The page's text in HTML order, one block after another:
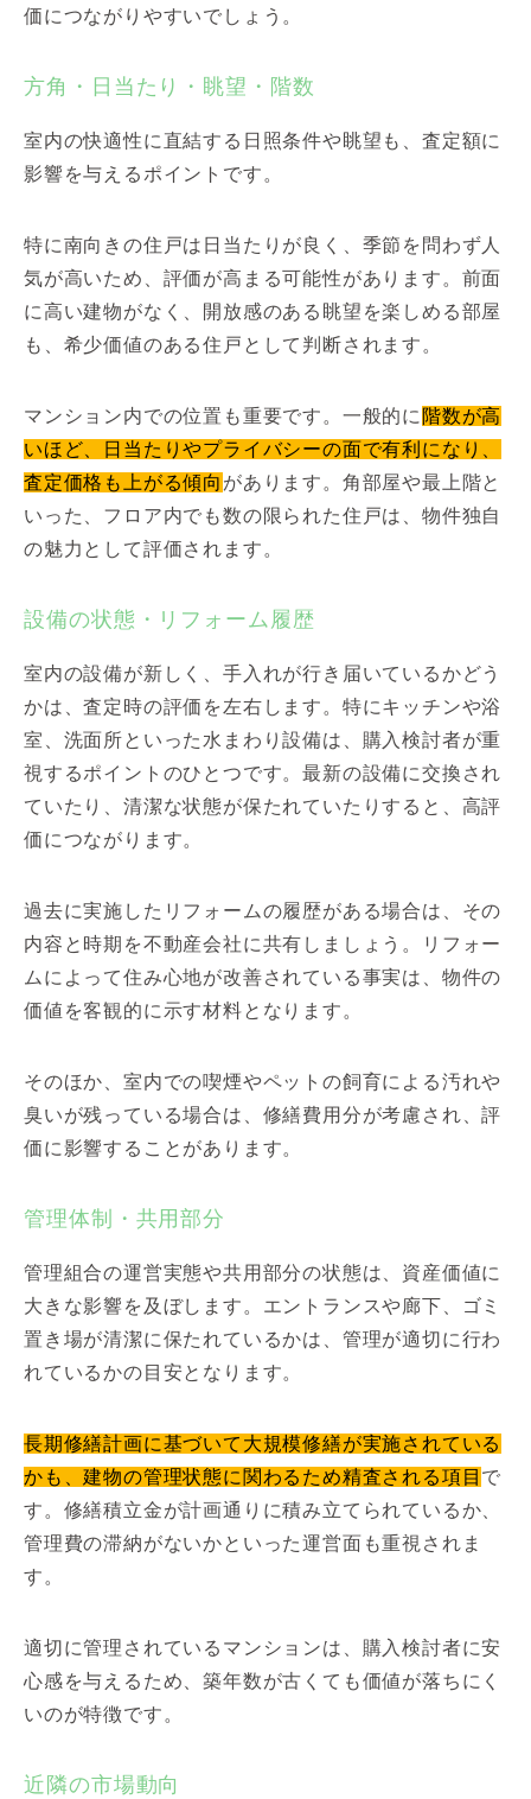
価につながりやすいでしょう。
方角・日当たり・眺望・階数
室内の快適性に直結する日照条件や眺望も、査定額に
影響を与えるポイントです。
特に南向きの住戸は日当たりが良く、季節を問わず人
気が高いため、評価が高まる可能性があります。前面
に高い建物がなく、開放感のある眺望を楽しめる部屋
も、希少価値のある住戸として判断されます。
マンション内での位置も重要です。一般的に 階数が高
いほど、日当たりやプライバシーの面で有利になり、
査定価格も上がる傾向 があります。角部屋や最上階と
いった、フロア内でも数の限られた住戸は、物件独自
の魅力として評価されます。
設備の状態・リフォーム履歴
室内の設備が新しく、手入れが行き届いているかどう
かは、査定時の評価を左右します。特にキッチンや浴
室、洗面所といった水まわり設備は、購入検討者が重
視するポイントのひとつです。最新の設備に交換され
ていたり、清潔な状態が保たれていたりすると、高評
価につながります。
過去に実施したリフォームの履歴がある場合は、その
内容と時期を不動産会社に共有しましょう。リフォー
ムによって住み心地が改善されている事実は、物件の
価値を客観的に示す材料となります。
そのほか、室内での喫煙やペットの飼育による汚れや
臭いが残っている場合は、修繕費用分が考慮され、評
価に影響することがあります。
管理体制・共用部分
管理組合の運営実態や共用部分の状態は、資産価値に
大きな影響を及ぼします。エントランスや廊下、ゴミ
置き場が清潔に保たれているかは、管理が適切に行わ
れているかの目安となります。
長期修繕計画に基づいて大規模修繕が実施されている
かも、建物の管理状態に関わるため精査される項目 で
す。修繕積立金が計画通りに積み立てられているか、
管理費の滞納がないかといった運営面も重視されま
す。
適切に管理されているマンションは、購入検討者に安
心感を与えるため、築年数が古くても価値が落ちにく
いのが特徴です。
近隣の市場動向